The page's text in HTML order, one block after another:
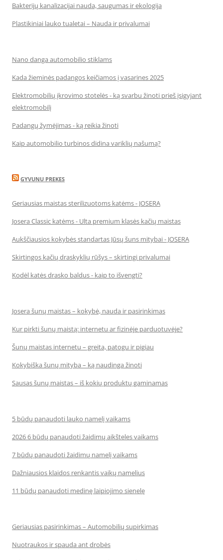
Bakterijų kanalizacijai nauda, saugumas ir ekologija
Plastikiniai lauko tualetai – Nauda ir privalumai
Nano danga automobilio stiklams
Kada žieminės padangos keičiamos į vasarines 2025
Elektromobilių įkrovimo stotelės - ką svarbu žinoti prieš įsigyjant
elektromobilį
Padangų žymėjimas - ką reikia žinoti
Kaip automobilio turbinos didina variklių našumą?
GYVUNU PREKES
Geriausias maistas sterilizuotoms katėms - JOSERA
Josera Classic katėms - Ulta premium klasės kačių maistas
Aukščiausios kokybės standartas Jūsų šuns mitybai - JOSERA
Skirtingos kačių draskyklių rūšys – skirtingi privalumai
Kodėl katės drasko baldus - kaip to išvengti?
Josera šunų maistas – kokybė, nauda ir pasirinkimas
Kur pirkti šunų maistą: internetu ar fizinėje parduotuvėje?
Šunų maistas internetu – greita, patogu ir pigiau
Kokybiška šunų mityba – ką naudinga žinoti
Sausas šunų maistas – iš kokių produktų gaminamas
5 būdų panaudoti lauko namelį vaikams
2026 6 būdų panaudoti žaidimų aikšteles vaikams
7 būdų panaudoti žaidimų namelį vaikams
Dažniausios klaidos renkantis vaikų namelius
11 būdų panaudoti medinę laipiojimo sienelę
Geriausias pasirinkimas – Automobilių supirkimas
Nuotraukos ir spauda ant drobės